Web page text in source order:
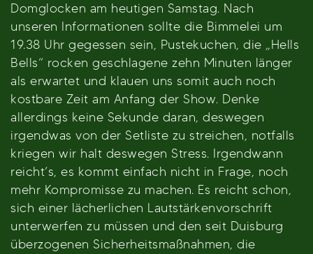
Domglocken am heutigen Samstag. Nach
unseren Informationen sollte die Bimmelei um
19.38 Uhr gegessen sein, Pustekuchen, die „Hells
Bells“ rocken geschlagene zehn Minuten länger
als erwartet und klauen uns somit auch noch
kostbare Zeit am Anfang der Show. Denke
allerdings keine Sekunde daran, deswegen
irgendwas von der Setliste zu streichen, notfalls
kriegen wir halt deswegen Stress. Irgendwann
reicht’s, es kommt einfach nicht in Frage, noch
mehr Kompromisse zu machen. Es reicht schon,
sich einer lächerlichen Lautstärkenvorschrift
unterwerfen zu müssen und den seit Duisburg
überzogenen Sicherheitsmaßnahmen, die